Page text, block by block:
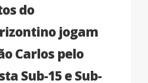
do
jogam
Carlos pelo
Sub-15 e Sub-